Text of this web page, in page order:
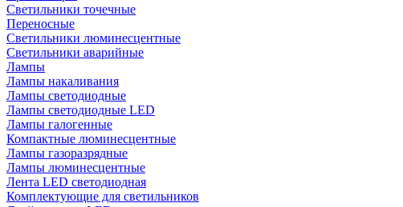
Cветильники точечные
Переносные
Светильники люминесцентные
Светильники аварийные
Лампы
Лампы накаливания
Лампы светодиодные
Лампы светодиодные LED
Лампы галогенные
Компактные люминесцентные
Лампы газоразрядные
Лампы люминесцентные
Лента LED светодиодная
Комплектующие для светильников